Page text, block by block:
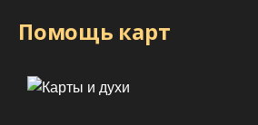
Помощь карт